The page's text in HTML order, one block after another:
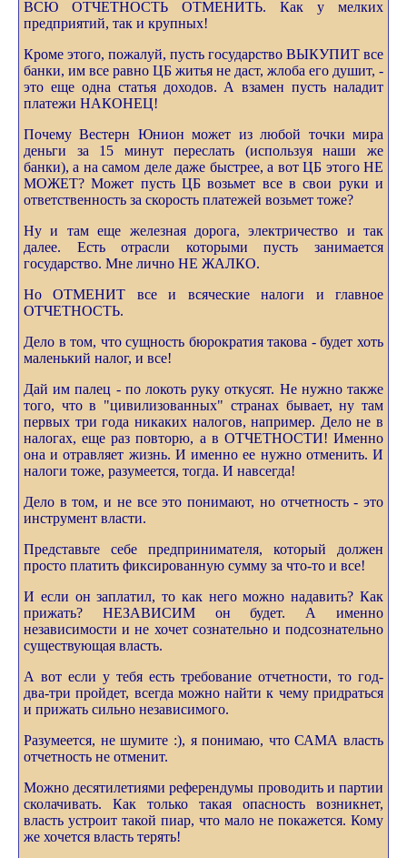
ВСЮ ОТЧЕТНОСТЬ ОТМЕНИТЬ. Как у мелких
предприятий, так и крупных!
Кроме этого, пожалуй, пусть государство ВЫКУПИТ все
банки, им все равно ЦБ житья не даст, жлоба его душит, -
это еще одна статья доходов. А взамен пусть наладит
платежи НАКОНЕЦ!
Почему Вестерн Юнион может из любой точки мира
деньги за 15 минут переслать (используя наши же
банки), а на самом деле даже быстрее, а вот ЦБ этого НЕ
МОЖЕТ? Может пусть ЦБ возьмет все в свои руки и
ответственность за скорость платежей возьмет тоже?
Ну и там еще железная дорога, электричество и так
далее. Есть отрасли которыми пусть занимается
государство. Мне лично НЕ ЖАЛКО.
Но ОТМЕНИТ все и всяческие налоги и главное
ОТЧЕТНОСТЬ.
Дело в том, что сущность бюрократия такова - будет хоть
маленький налог, и все!
Дай им палец - по локоть руку откусят. Не нужно также
того, что в "цивилизованных" странах бывает, ну там
первых три года никаких налогов, например. Дело не в
налогах, еще раз повторю, а в ОТЧЕТНОСТИ! Именно
она и отравляет жизнь. И именно ее нужно отменить. И
налоги тоже, разумеется, тогда. И навсегда!
Дело в том, и не все это понимают, но отчетность - это
инструмент власти.
Представьте себе предпринимателя, который должен
просто платить фиксированную сумму за что-то и все!
И если он заплатил, то как него можно надавить? Как
прижать? НЕЗАВИСИМ он будет. А именно
независимости и не хочет сознательно и подсознательно
существующая власть.
А вот если у тебя есть требование отчетности, то год-
два-три пройдет, всегда можно найти к чему придраться
и прижать сильно независимого.
Разумеется, не шумите :), я понимаю, что САМА власть
отчетность не отменит.
Можно десятилетиями референдумы проводить и партии
сколачивать. Как только такая опасность возникнет,
власть устроит такой пиар, что мало не покажется. Кому
же хочется власть терять!